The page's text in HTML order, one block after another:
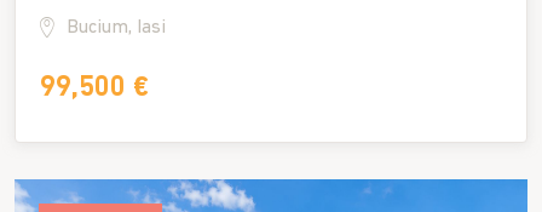
Bucium, Iasi
99,500 €